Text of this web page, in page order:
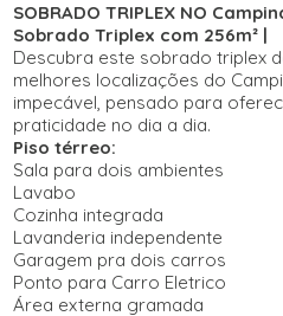
SOBRADO TRIPLEX NO
Sobrado Triplex com 256m² |
Descubra este sobrado triplex
melhores localizações do
impecável, pensado para
praticidade no dia a dia.
Piso térreo:
Sala para dois ambientes
Lavabo
Cozinha integrada
Lavanderia independente
Garagem pra dois carros
Ponto para Carro Eletrico
Área externa gramada